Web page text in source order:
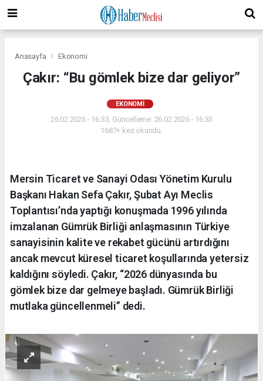
Anasayfa Ekonomi
Çakır: “Bu gömlek bize dar geliyor”
EKONOMI
26.02.2026 - 16:33, Güncelleme: 26.02.2026 - 16:33
1687+ kez okundu.
Mersin Ticaret ve Sanayi Odası Yönetim Kurulu
Başkanı Hakan Sefa Çakır, Şubat Ayı Meclis
Toplantısı’nda yaptığı konuşmada 1996 yılında
imzalanan Gümrük Birliği anlaşmasının Türkiye
sanayisinin kalite ve rekabet gücünü artırdığını
ancak mevcut küresel ticaret koşullarında yetersiz
kaldığını söyledi. Çakır, “2026 dünyasında bu
gömlek bize dar gelmeye başladı. Gümrük Birliği
mutlaka güncellenmeli” dedi.